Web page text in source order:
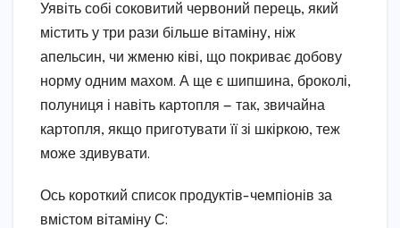
Уявіть собі соковитий червоний перець, який
містить у три рази більше вітаміну, ніж
апельсин, чи жменю ківі, що покриває добову
норму одним махом. А ще є шипшина, броколі,
полуниця і навіть картопля — так, звичайна
картопля, якщо приготувати її зі шкіркою, теж
може здивувати.
Ось короткий список продуктів-чемпіонів за
вмістом вітаміну С: